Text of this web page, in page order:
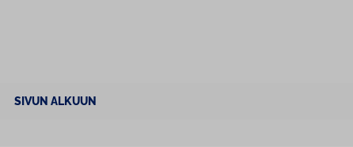
SIVUN ALKUUN